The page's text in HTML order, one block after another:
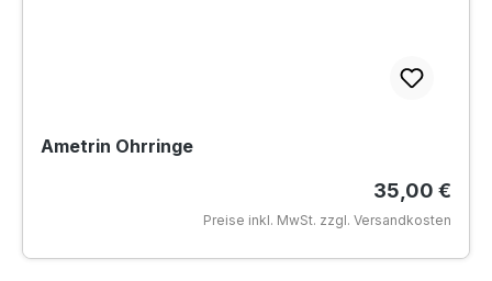
Ametrin Ohrringe
Regulärer
35,00 €
Preise inkl. MwSt. zzgl. Versandkosten